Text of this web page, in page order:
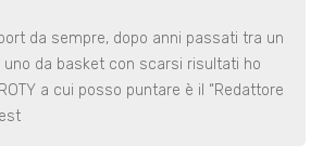
da sempre, dopo anni passati tra un
da basket con scarsi risultati ho
a cui posso puntare è il “Redattore